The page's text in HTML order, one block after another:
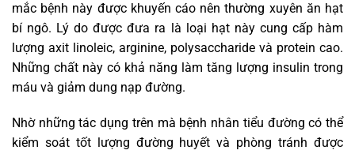
mắc bệnh này được khuyến cáo nên thường xuyên ăn hạt
bí ngô. Lý do được đưa ra là loại hạt này cung cấp hàm
lượng axit linoleic, arginine, polysaccharide và protein cao.
Những chất này có khả năng làm tăng lượng insulin trong
máu và giảm dung nạp đường.
Nhờ những tác dụng trên mà bệnh nhân tiểu đường có thể
kiểm soát tốt lượng đường huyết và phòng tránh được